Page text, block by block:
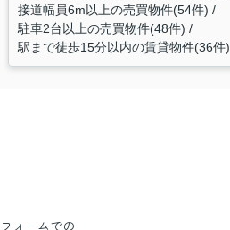
接道幅員6m以上の売買物件(54件)
駐車2台以上の売買物件(48件)
駅まで徒歩15分以内の賃貸物件(36件)
フォームでの